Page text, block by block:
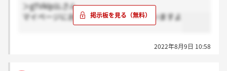
＞gTVklp1Lさん
マイページにお知らせ来ているとおもいますよ
2022年8月9日 10:58